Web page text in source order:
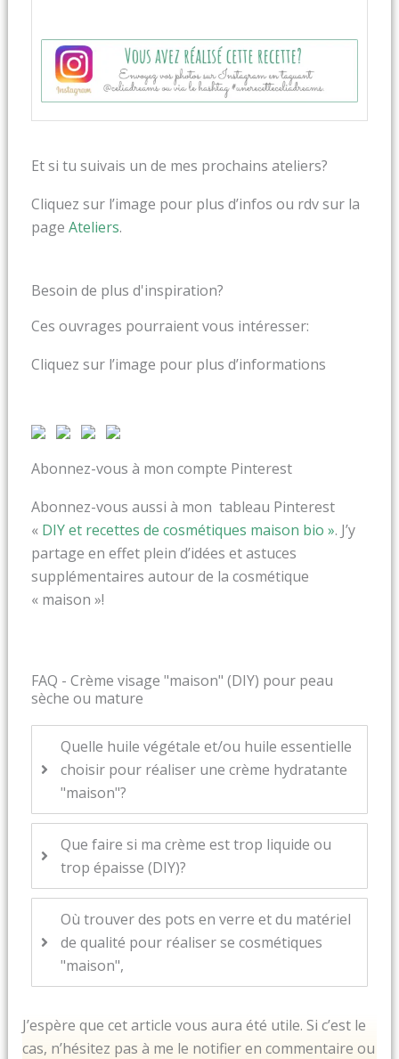
Et si tu suivais un de mes prochains ateliers?
Cliquez sur l’image pour plus d’infos ou rdv sur la
page Ateliers.
Besoin de plus d'inspiration?
Ces ouvrages pourraient vous intéresser:
Cliquez sur l’image pour plus d’informations
Abonnez-vous à mon compte Pinterest
Abonnez-vous aussi à mon tableau Pinterest
« DIY et recettes de cosmétiques maison bio ». J’y
partage en effet plein d’idées et astuces
supplémentaires autour de la cosmétique
« maison »!
FAQ - Crème visage "maison" (DIY) pour peau
sèche ou mature
Quelle huile végétale et/ou huile essentielle
choisir pour réaliser une crème hydratante
"maison"?
Que faire si ma crème est trop liquide ou
trop épaisse (DIY)?
Où trouver des pots en verre et du matériel
de qualité pour réaliser se cosmétiques
"maison",
J’espère que cet article vous aura été utile. Si c’est le
cas, n’hésitez pas à me le notifier en commentaire ou